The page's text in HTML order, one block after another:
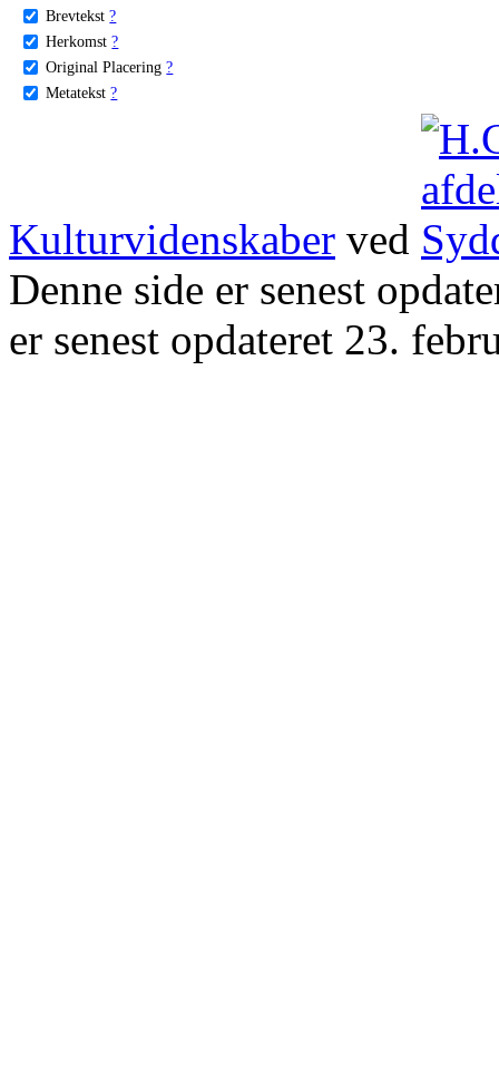
Brevtekst ?
Herkomst ?
Original Placering ?
Metatekst ?
Kulturvidenskaber ved
Denne side er senest
er senest opdateret 23.